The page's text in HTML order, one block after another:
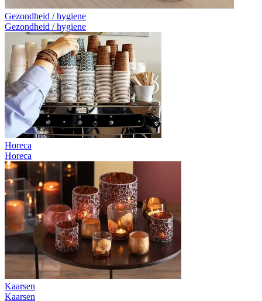
Gezondheid / hygiene
Gezondheid / hygiene
Horeca
Horeca
Kaarsen
Kaarsen